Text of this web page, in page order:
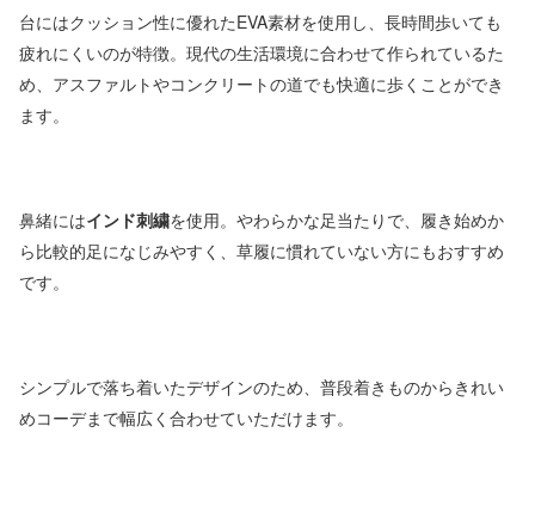
台にはクッション性に優れたEVA素材を使用し、長時間歩いても
疲れにくいのが特徴。現代の生活環境に合わせて作られているた
め、アスファルトやコンクリートの道でも快適に歩くことができ
ます。
鼻緒にはインド刺繍を使用。やわらかな足当たりで、履き始めか
ら比較的足になじみやすく、草履に慣れていない方にもおすすめ
です。
シンプルで落ち着いたデザインのため、普段着きものからきれい
めコーデまで幅広く合わせていただけます。